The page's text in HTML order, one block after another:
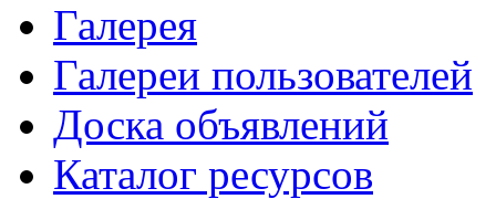
Галерея
Галереи пользователей
Доска объявлений
Каталог ресурсов